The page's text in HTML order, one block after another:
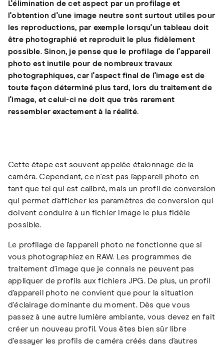
L'élimination de cet aspect par un profilage et
l'obtention d'une image neutre sont surtout utiles pour
les reproductions, par exemple lorsqu'un tableau doit
être photographié et reproduit le plus fidèlement
possible. Sinon, je pense que le profilage de l'appareil
photo est inutile pour de nombreux travaux
photographiques, car l'aspect final de l'image est de
toute façon déterminé plus tard, lors du traitement de
l'image, et celui-ci ne doit que très rarement
ressembler exactement à la réalité.
Cette étape est souvent appelée étalonnage de la
caméra. Cependant, ce n'est pas l'appareil photo en
tant que tel qui est calibré, mais un profil de conversion
qui permet d'afficher les paramètres de conversion qui
doivent conduire à un fichier image le plus fidèle
possible.
Le profilage de l'appareil photo ne fonctionne que si
vous photographiez en RAW. Les programmes de
traitement d'image que je connais ne peuvent pas
appliquer de profils aux fichiers JPG. De plus, un profil
d'appareil photo ne convient que pour la situation
d'éclairage dominante du moment. Dès que vous
passez à une autre lumière ambiante, vous devez en fait
créer un nouveau profil. Vous êtes bien sûr libre
d'essayer les profils de caméra créés dans d'autres